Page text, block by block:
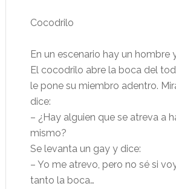
Cocodrilo
En un escenario hay un hombre
El cocodrilo abre la boca del
le pone su miembro adentro.
dice:
– ¿Hay alguien que se atreva a
mismo?
Se levanta un gay y dice:
– Yo me atrevo, pero no sé si
tanto la boca…